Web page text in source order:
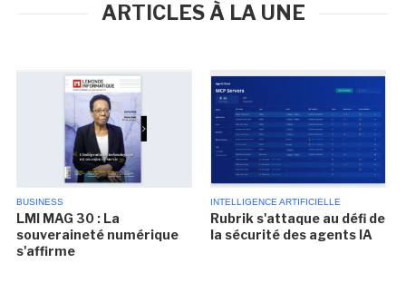
ARTICLES À LA UNE
BUSINESS
LMI MAG 30 : La
souveraineté numérique
s'affirme
INTELLIGENCE ARTIFICIELLE
Rubrik s'attaque au défi de
la sécurité des agents IA